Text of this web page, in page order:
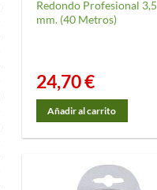
Redondo Profesional 3,5
mm. (40 Metros)
24,70€
Añadir al carrito